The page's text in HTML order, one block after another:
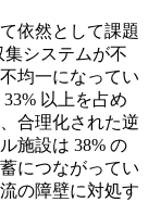
依然として課題
集システムが不
均一になってい
以上を占め
合理化された逆
施設は 38% の
につながってい
の障壁に対処す